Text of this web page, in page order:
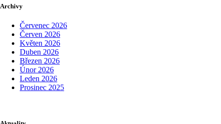
Archivy
Červenec 2026
Červen 2026
Květen 2026
Duben 2026
Březen 2026
Únor 2026
Leden 2026
Prosinec 2025